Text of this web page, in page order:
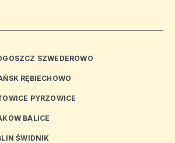
SZWEDEROWO
RĘBIECHOWO
PYRZOWICE
BALICE
ŚWIDNIK